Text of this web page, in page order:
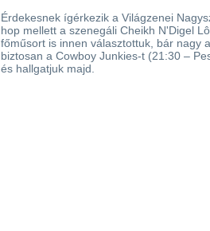
Érdekesnek ígérkezik a Világzenei
hop mellett a szenegáli Cheikh N'Digel
főműsort is innen választottuk, bár nagy
biztosan a Cowboy Junkies-t (21:30 –
és hallgatjuk majd.